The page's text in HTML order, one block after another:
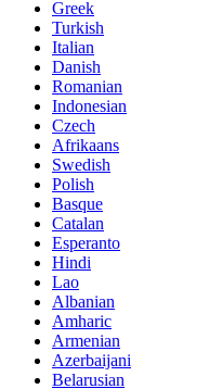
Greek
Turkish
Italian
Danish
Romanian
Indonesian
Czech
Afrikaans
Swedish
Polish
Basque
Catalan
Esperanto
Hindi
Lao
Albanian
Amharic
Armenian
Azerbaijani
Belarusian